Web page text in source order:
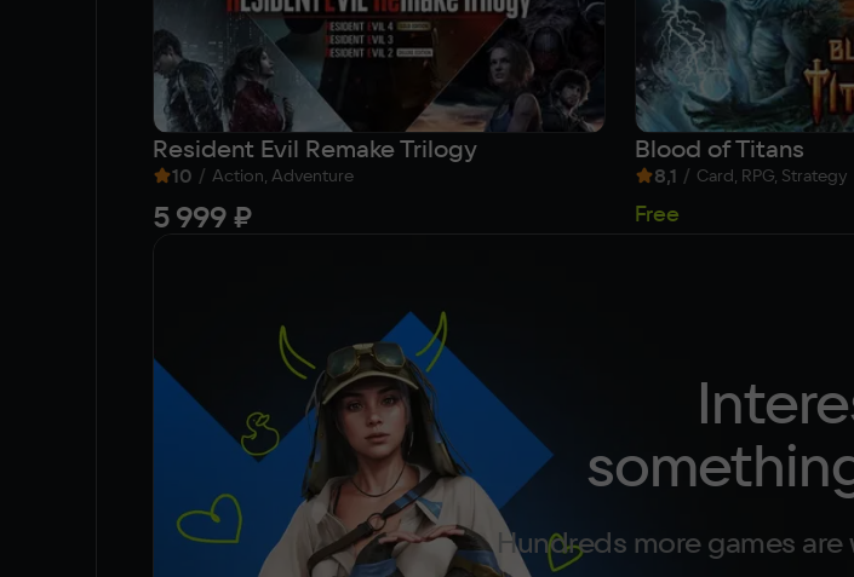
Resident Evil Remake Trilogy
10 / Action, Adventure
5 999 ₽
Blood of Titans
8,1 / Card, RPG, Strategy
Free
Hundreds more games